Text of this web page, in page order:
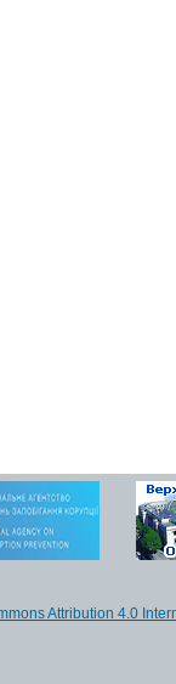
Attribution 4.0